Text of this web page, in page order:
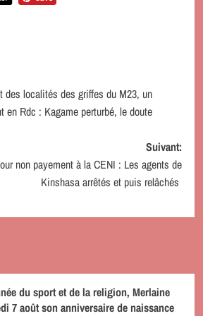
des localités des griffes du M23, un
en Rdc : Kagame perturbé, le doute
Suivant:
non payement à la CENI : Les agents de
Kinshasa arrêtés et puis relâchés
du sport et de la religion, Merlaine
7 août son anniversaire de naissance